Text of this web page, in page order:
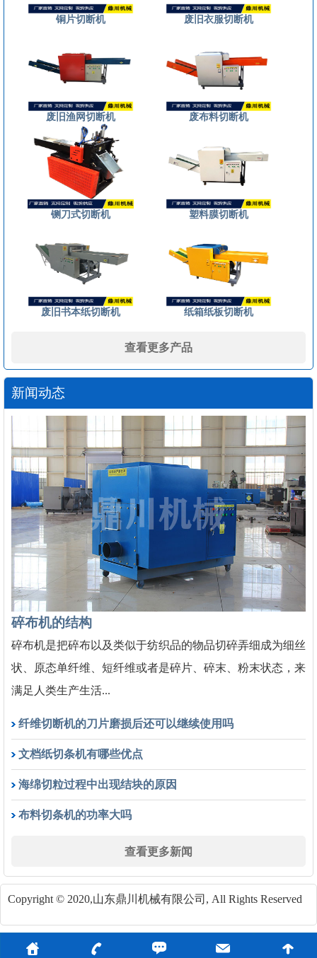
铜片切断机 废旧衣服切断机
废旧渔网切断机 废布料切断机
铡刀式切断机 塑料膜切断机
废旧书本纸切断机 纸箱纸板切断机
查看更多产品
新闻动态
碎布机的结构
碎布机是把碎布以及类似于纺织品的物品切碎弄细成为细丝
状、原态单纤维、短纤维或者是碎片、碎末、粉末状态，来
满足人类生产生活...
纤维切断机的刀片磨损后还可以继续使用吗
文档纸切条机有哪些优点
海绵切粒过程中出现结块的原因
布料切条机的功率大吗
查看更多新闻
Copyright © 2020,山东鼎川机械有限公司, All Rights Reserved